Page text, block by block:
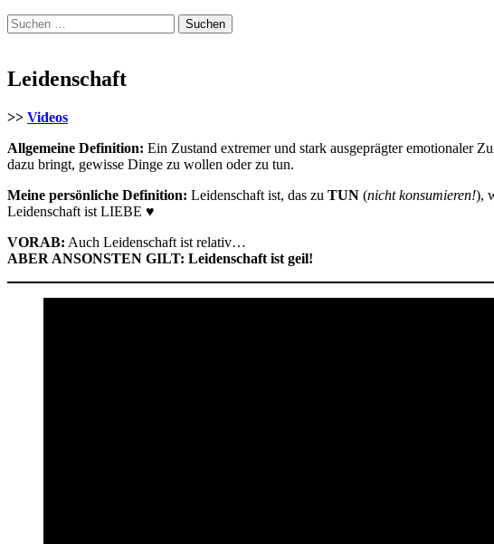
Suchen
nach:
Leidenschaft
>> Videos
Allgemeine Definition: Ein Zustand extremer und stark ausgeprägter emotionaler
dazu bringt, gewisse Dinge zu wollen oder zu tun.
Meine persönliche Definition: Leidenschaft ist, das zu TUN (nicht konsumieren!),
Leidenschaft ist LIEBE ♥
VORAB: Auch Leidenschaft ist relativ…
ABER ANSONSTEN GILT: Leidenschaft ist geil!